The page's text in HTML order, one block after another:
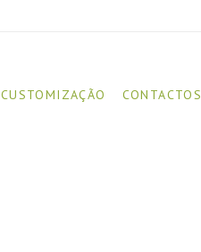
CUSTOMIZAÇÃO CONTACTOS